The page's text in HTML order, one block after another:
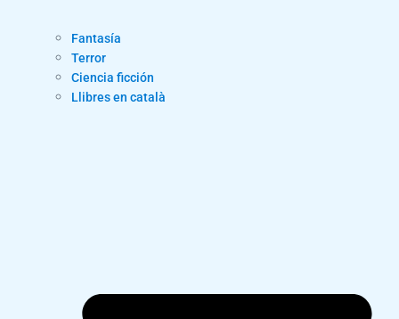
Fantasía
Terror
Ciencia ficción
Llibres en català